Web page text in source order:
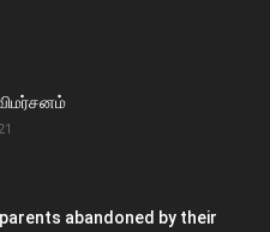
விமர்சனம்
abandoned by their